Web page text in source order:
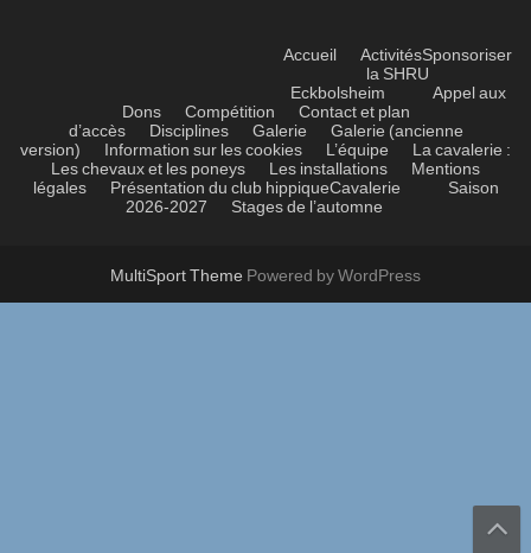
Accueil ActivitésSponsoriser
la SHRU
Eckbolsheim
Appel aux
Dons
Compétition
Contact et plan
d’accès
Disciplines Galerie
Galerie (ancienne
version)
Information sur les cookies L’équipe
La cavalerie :
Les chevaux et les poneys
Les installations
Mentions
légales
Présentation du club hippiqueCavalerie
Saison
2026-2027
Stages de l’automne
MultiSport Theme Powered by WordPress